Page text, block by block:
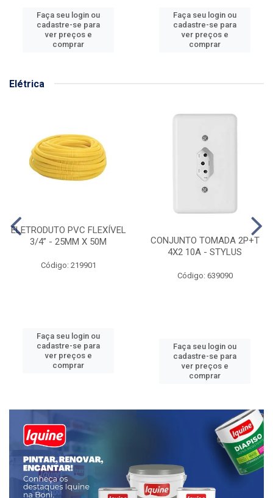
Faça seu login ou
cadastre-se para
ver preços e
comprar
Faça seu login ou
cadastre-se para
ver preços e
comprar
Elétrica
ELETRODUTO PVC FLEXÍVEL
3/4” - 25MM X 50M
Código: 219901
Faça seu login ou
cadastre-se para
ver preços e
comprar
CONJUNTO TOMADA 2P+T
4X2 10A - STYLUS
Código: 639090
Faça seu login ou
cadastre-se para
ver preços e
comprar